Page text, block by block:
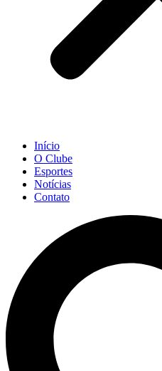
Início
O Clube
Esportes
Notícias
Contato